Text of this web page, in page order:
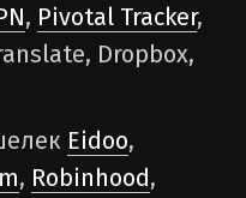
, Pivotal Tracker,
Dropbox,
Eidoo,
, Robinhood,